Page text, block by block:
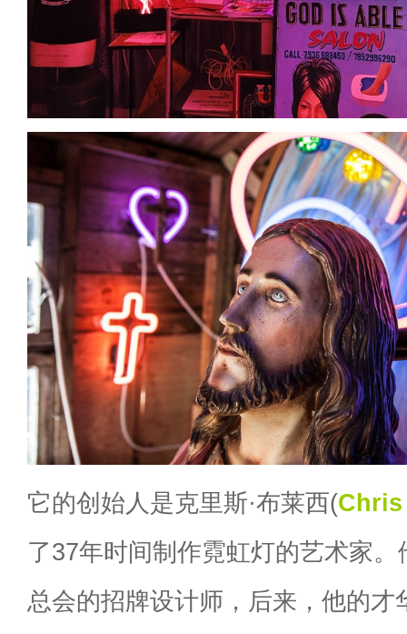
它的创始人是克里斯·布莱西(
了37年时间制作霓虹灯的艺术家
总会的招牌设计师，后来，他的才